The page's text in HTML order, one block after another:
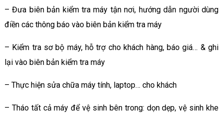
– Đưa biên bản kiểm tra máy tận nơi, hướng dẫn người dùng
điền các thông báo vào biên bản kiểm tra máy
– Kiểm tra sơ bộ máy, hỗ trợ cho khách hàng, báo giá… & ghi
lại vào biên bản kiểm tra máy
– Thực hiện sửa chữa máy tính, laptop… cho khách
– Tháo tất cả máy để vệ sinh bên trong: dọn dẹp, vệ sinh khe